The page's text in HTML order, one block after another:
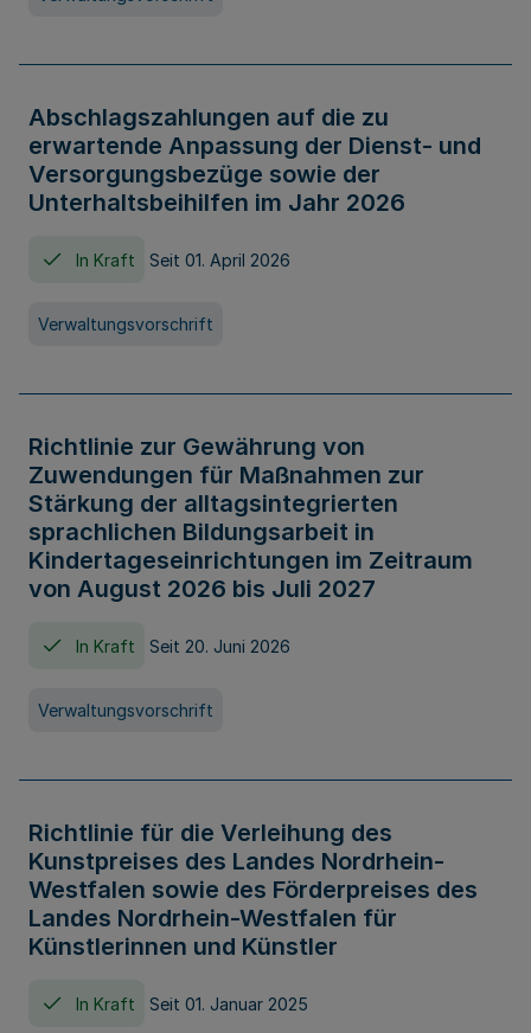
Abschlagszahlungen auf die zu
erwartende Anpassung der Dienst- und
Versorgungsbezüge sowie der
Unterhaltsbeihilfen im Jahr 2026
In Kraft Seit 01. April 2026
Verwaltungsvorschrift
Richtlinie zur Gewährung von
Zuwendungen für Maßnahmen zur
Stärkung der alltagsintegrierten
sprachlichen Bildungsarbeit in
Kindertageseinrichtungen im Zeitraum
von August 2026 bis Juli 2027
In Kraft Seit 20. Juni 2026
Verwaltungsvorschrift
Richtlinie für die Verleihung des
Kunstpreises des Landes Nordrhein-
Westfalen sowie des Förderpreises des
Landes Nordrhein-Westfalen für
Künstlerinnen und Künstler
In Kraft Seit 01. Januar 2025